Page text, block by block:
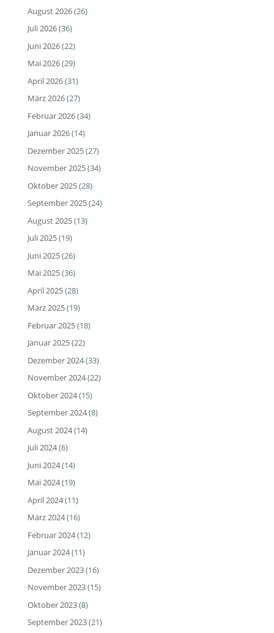
August 2026(26)
Juli 2026(36)
Juni 2026(22)
Mai 2026(29)
April 2026(31)
März 2026(27)
Februar 2026(34)
Januar 2026(14)
Dezember 2025(27)
November 2025(34)
Oktober 2025(28)
September 2025(24)
August 2025(13)
Juli 2025(19)
Juni 2025(26)
Mai 2025(36)
April 2025(28)
März 2025(19)
Februar 2025(18)
Januar 2025(22)
Dezember 2024(33)
November 2024(22)
Oktober 2024(15)
September 2024(8)
August 2024(14)
Juli 2024(6)
Juni 2024(14)
Mai 2024(19)
April 2024(11)
März 2024(16)
Februar 2024(12)
Januar 2024(11)
Dezember 2023(16)
November 2023(15)
Oktober 2023(8)
September 2023(21)